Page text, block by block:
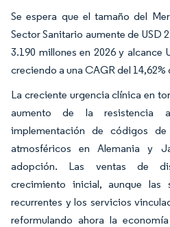
Se espera que el tamaño del
Sector Sanitario aumente de USD
3.190 millones en 2026 y alcance
creciendo a una CAGR del 14,62%
La creciente urgencia clínica en
aumento de la
implementación de códigos
atmosféricos en Alemania y
adopción. Las ventas de
crecimiento inicial, aunque las
recurrentes y los servicios
reformulando ahora la